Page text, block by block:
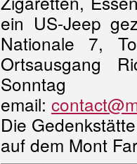
ein US-Jeep
Nationale 7,
Ortsausgang
email:
Die
auf dem Mont